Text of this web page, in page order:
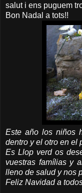
salut i ens puguem
Bon Nadal a tots!!
Este año los niños
dentro y el otro en el
Es Llop verd os
vuestras famílias y
lleno de salud y nos
Feliz Navidad a